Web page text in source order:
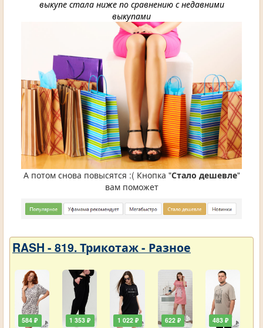
выкупе стала ниже по сравнению с недавними
выкупами
А потом снова повысятся :( Кнопка "Стало дешевле"
вам поможет
RASH - 819. Трикотаж - Разное
584 ₽ 1 353 ₽ 1 022 ₽ 622 ₽ 483 ₽